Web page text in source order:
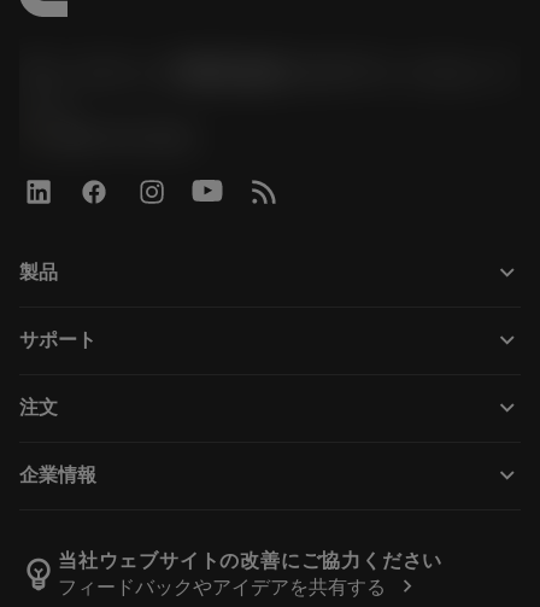
製品 keyboard_arrow_down
ซอฟต์แวร์ทั้งหมด
การปรับสภาพใหม่
サポート keyboard_arrow_down
ผู้จัดจำหน่ายและผู้เชี่ยวชาญ
เครื่องคิดเลขและแอป
注文 keyboard_arrow_down
สั่งซื้อ
ติดตามคำสั่งซื้อของคุณ
ทำใบเสนอราคา
企業情報 keyboard_arrow_down
Manufacturing Wellness
อาชีพ
emoji_objects 当社ウェブサイトの改善にご協力ください
フィードバックやアイデアを共有する
chevron_right